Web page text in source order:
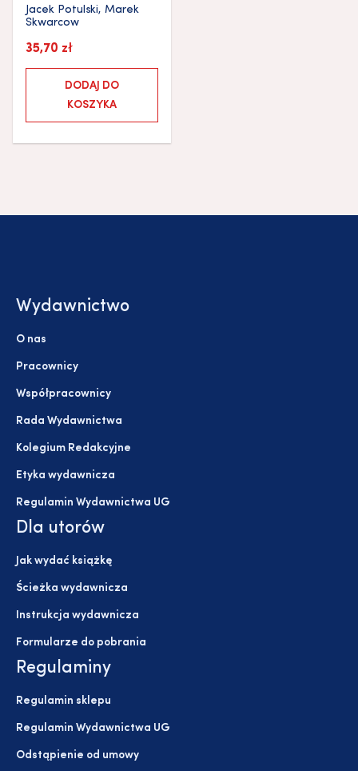
Jacek Potulski, Marek
Skwarcow
35,70 zł
DODAJ DO
KOSZYKA
Wydawnictwo
O nas
Pracownicy
Współpracownicy
Rada Wydawnictwa
Kolegium Redakcyjne
Etyka wydawnicza
Regulamin Wydawnictwa UG
Dla utorów
Jak wydać książkę
Ścieżka wydawnicza
Instrukcja wydawnicza
Formularze do pobrania
Regulaminy
Regulamin sklepu
Regulamin Wydawnictwa UG
Odstąpienie od umowy